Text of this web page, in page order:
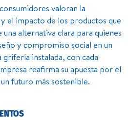
valoran la
el impacto de los productos que
alternativa clara para quienes
y compromiso social en un
instalada, con cada
reafirma su apuesta por el
futuro más sostenible.